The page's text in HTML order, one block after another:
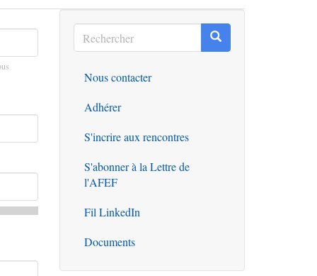
Rechercher
Rechercher Rechercher
Outils
Nous contacter
Adhérer
S'incrire aux rencontres
S'abonner à la Lettre de
l'AFEF
Fil LinkedIn
Documents